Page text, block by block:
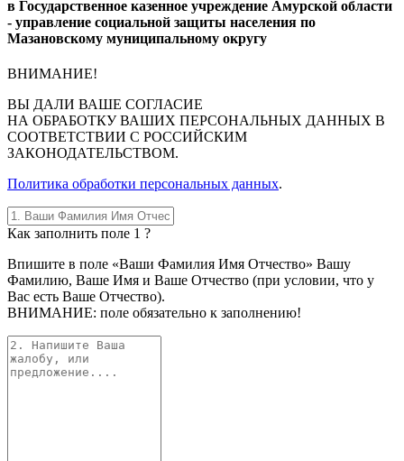
в Государственное казенное учреждение Амурской области
- управление социальной защиты населения по
Мазановскому муниципальному округу
ВНИМАНИЕ!
ВЫ ДАЛИ ВАШЕ СОГЛАСИЕ
НА ОБРАБОТКУ ВАШИХ ПЕРСОНАЛЬНЫХ ДАННЫХ В
СООТВЕТСТВИИ С РОССИЙСКИМ
ЗАКОНОДАТЕЛЬСТВОМ.
Политика обработки персональных данных.
Как заполнить поле 1 ?
Впишите в поле «Ваши Фамилия Имя Отчество» Вашу
Фамилию, Ваше Имя и Ваше Отчество (при условии, что у
Вас есть Ваше Отчество).
ВНИМАНИЕ: поле обязательно к заполнению!